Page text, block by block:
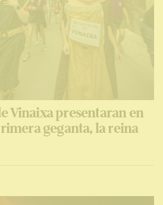
Vinaixa presentaran en
geganta, la reina